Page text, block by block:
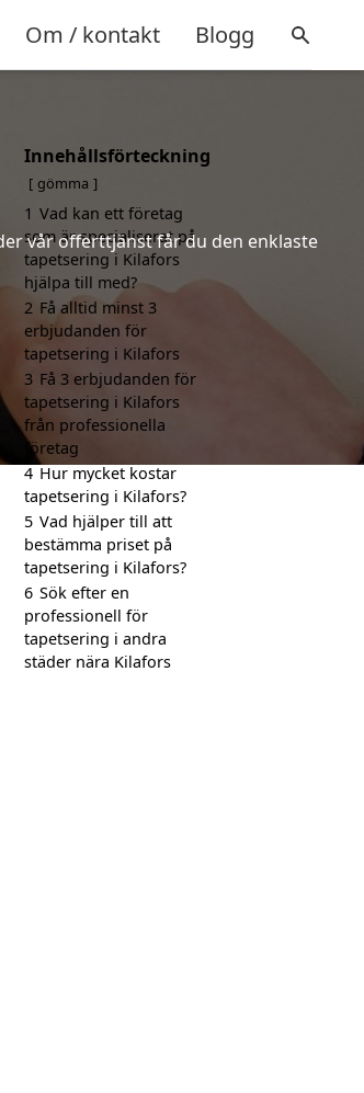
Om / kontakt Blogg
vår offerttjänst får du den enklaste
Innehållsförteckning
gömma
1 Vad kan ett företag
som är specialiserat på
tapetsering i Kilafors
hjälpa till med?
2 Få alltid minst 3
erbjudanden för
tapetsering i Kilafors
3 Få 3 erbjudanden för
tapetsering i Kilafors
från professionella
företag
4 Hur mycket kostar
tapetsering i Kilafors?
5 Vad hjälper till att
bestämma priset på
tapetsering i Kilafors?
6 Sök efter en
professionell för
tapetsering i andra
städer nära Kilafors